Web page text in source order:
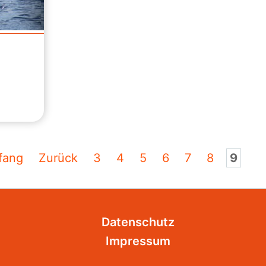
Zurück 3 4 5 6 7 8 9
Datenschutz
Impressum